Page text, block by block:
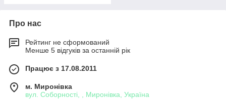
Про нас
Рейтинг не сформований
Менше 5 відгуків за останній рік
Працює з 17.08.2011
м. Миронівка
вул. Соборності, , Миронівка, Україна